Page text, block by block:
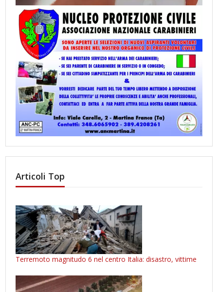
Articoli Top
Terremoto magnitudo 6 nel centro Italia: disastro, vittime